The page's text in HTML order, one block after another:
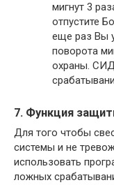
мигнут 3
отпустите
еще раз Вы
поворота
охраны.
7. Функция
Для того чтобы
системы и не
использовать
ложных